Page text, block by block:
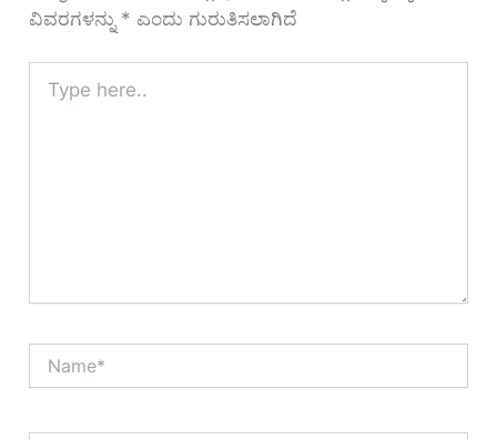
ವಿವರಗಳನ್ನು * ಎಂದು ಗುರುತಿಸಲಾಗಿದೆ
here..